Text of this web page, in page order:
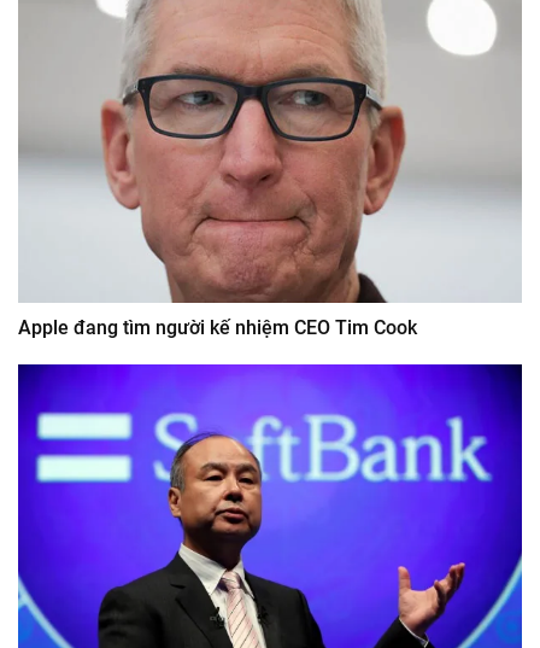
Apple đang tìm người kế nhiệm CEO Tim Cook